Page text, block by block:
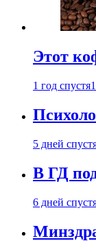
Этот
1 год спустя
5 дней
В ГД
6 дней